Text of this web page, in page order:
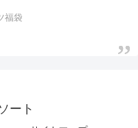
福袋
ート